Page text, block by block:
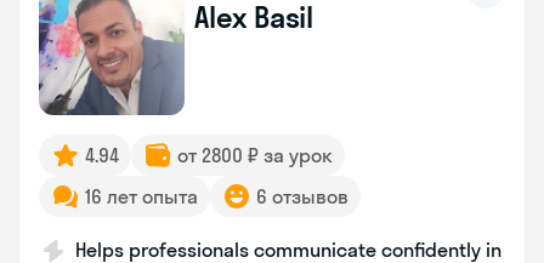
Alex Basil
4.94
от 2800 ₽ за урок
16 лет опыта
6 отзывов
Helps professionals communicate confidently in